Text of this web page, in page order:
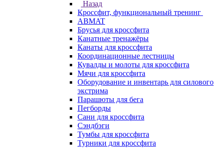
Назад
Кроссфит, функциональный тренинг
ABMAT
Брусья для кроссфита
Канатные тренажёры
Канаты для кроссфита
Координационные лестницы
Кувалды и молоты для кроссфита
Мячи для кроссфита
Оборудование и инвентарь для силового
экстрима
Парашюты для бега
Пегборды
Сани для кроссфита
Сэндбэги
Тумбы для кроссфита
Турники для кроссфита